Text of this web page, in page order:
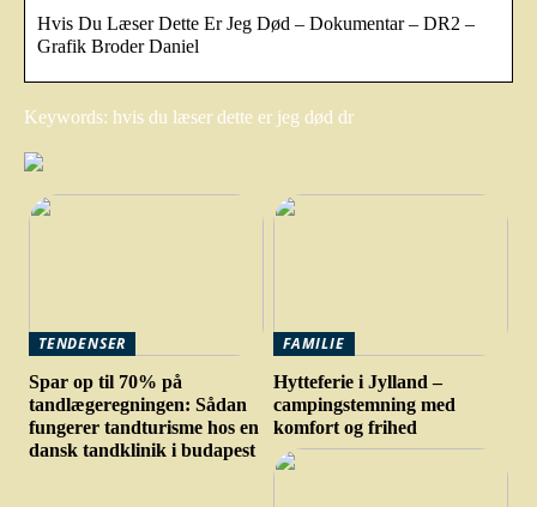
Hvis Du Læser Dette Er Jeg Død – Dokumentar – DR2 –
Grafik Broder Daniel
Keywords: hvis du læser dette er jeg død dr
TENDENSER
Spar op til 70% på
tandlægeregningen: Sådan
fungerer tandturisme hos en
dansk tandklinik i budapest
FAMILIE
Hytteferie i Jylland –
campingstemning med
komfort og frihed